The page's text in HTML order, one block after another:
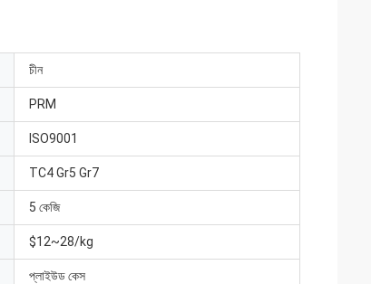
চীন
PRM
ISO9001
TC4 Gr5 Gr7
5 কেজি
$12~28/kg
প্লাইউড কেস